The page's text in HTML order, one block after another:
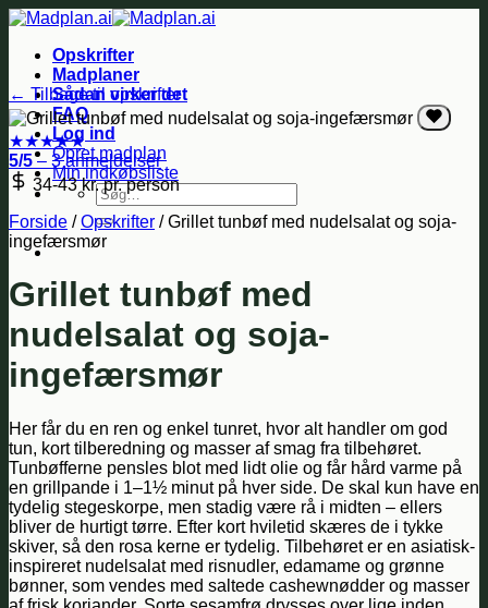
Fortsæt
indholdOpskrifter
Madplaner
Sådan virker det
FAQ
Log ind
Opret madplan
Min indkøbsliste
Søg
efter:
← Tilbage til opskrifter
★★★★★
5/5 – 3 anmeldelser
34-43 kr. pr. person
Forside /Opskrifter /Grillet tunbøf med nudelsalat og soja-
ingefærsmør
Grillet tunbøf med
nudelsalat og soja-
ingefærsmør
Her får du en ren og enkel tunret, hvor alt handler om god
tun, kort tilberedning og masser af smag fra tilbehøret.
Tunbøfferne pensles blot med lidt olie og får hård varme på
en grillpande i 1–1½ minut på hver side. De skal kun have en
tydelig stegeskorpe, men stadig være rå i midten – ellers
bliver de hurtigt tørre. Efter kort hviletid skæres de i tykke
skiver, så den rosa kerne er tydelig. Tilbehøret er en asiatisk-
inspireret nudelsalat med risnudler, edamame og grønne
bønner, som vendes med saltede cashewnødder og masser